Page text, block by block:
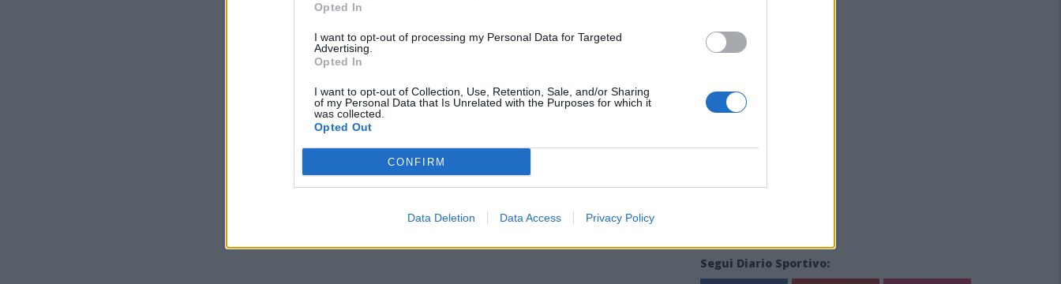
Opted In
I want to opt-out of processing my Personal Data for Targeted
Advertising.
Opted In
I want to opt-out of Collection, Use, Retention, Sale, and/or Sharing
of my Personal Data that Is Unrelated with the Purposes for which it
was collected.
Opted Out
CONFIRM
Data Deletion Data Access Privacy Policy
Segui Diario Sportivo: